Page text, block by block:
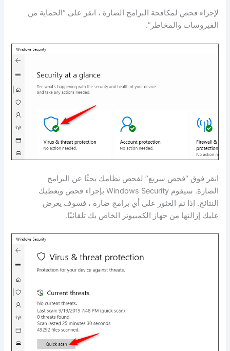
لإجراء فحص لمكافحة البرامج الضارة ، انقر على “الحماية من
الفيروسات والمخاطر”.
انقر فوق “فحص سريع” لفحص نظامك بحثًا عن البرامج
الضارة. سيقوم Windows Security بإجراء فحص ويعطيك
النتائج. إذا تم العثور على أي برامج ضارة ، فسوف يعرض
عليك إزالتها من جهاز الكمبيوتر الخاص بك تلقائيًا.